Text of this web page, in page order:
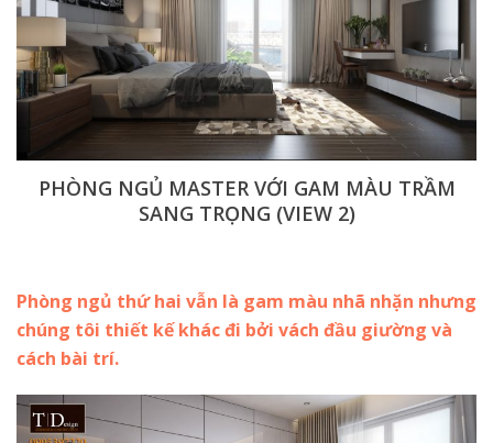
PHÒNG NGỦ MASTER VỚI GAM MÀU TRẦM
SANG TRỌNG (VIEW 2)
Phòng ngủ thứ hai vẫn là gam màu nhã nhặn nhưng
chúng tôi thiết kế khác đi bởi vách đầu giường và
cách bài trí.